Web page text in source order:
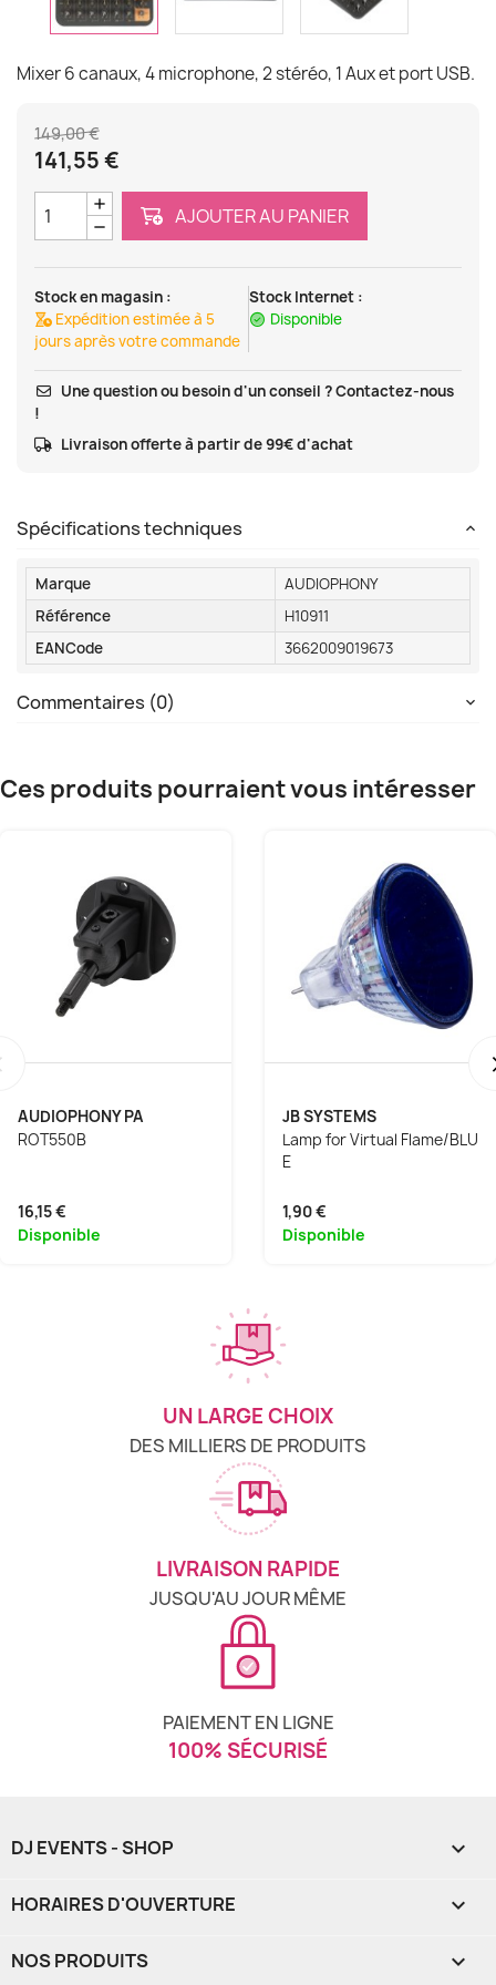
Mixer 6 canaux, 4 microphone, 2 stéréo, 1 Aux et port USB.
149,00 €
141,55 €
AJOUTER AU PANIER
Stock en magasin :
Expédition estimée à 5
jours après votre commande
Stock Internet :
Disponible
Une question ou besoin d'un conseil ? Contactez-nous
!
Livraison offerte à partir de 99€ d'achat
Spécifications techniques
Marque
AUDIOPHONY
Référence
H10911
EANCode
3662009019673
Commentaires (0)
Ces produits pourraient vous intéresser
AUDIOPHONY PA
ROT550B
16,15 €
Disponible
JB SYSTEMS
Lamp for Virtual Flame/BLU
E
1,90 €
Disponible
UN LARGE CHOIX
DES MILLIERS DE PRODUITS
LIVRAISON RAPIDE
JUSQU'AU JOUR MÊME
PAIEMENT EN LIGNE
100% SÉCURISÉ
DJ EVENTS - SHOP 
HORAIRES D'OUVERTURE 
NOS PRODUITS 